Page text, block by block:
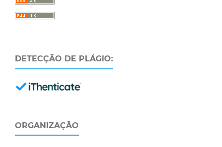
DETECÇÃO DE PLÁGIO:
ORGANIZAÇÃO